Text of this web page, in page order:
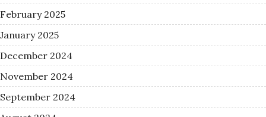
February 2025
January 2025
December 2024
November 2024
September 2024